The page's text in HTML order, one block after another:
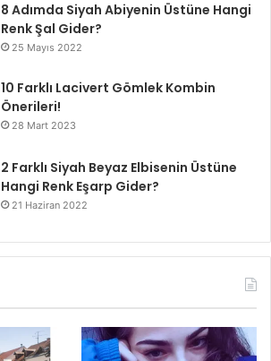
8 Adımda Siyah Abiyenin Üstüne Hangi
Renk Şal Gider?
25 Mayıs 2022
10 Farklı Lacivert Gömlek Kombin
Önerileri!
28 Mart 2023
2 Farklı Siyah Beyaz Elbisenin Üstüne
Hangi Renk Eşarp Gider?
21 Haziran 2022